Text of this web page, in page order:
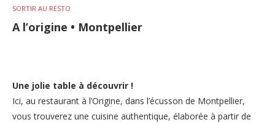
SORTIR AU RESTO
A l’origine • Montpellier
Une jolie table à découvrir !
Ici, au restaurant à l’Origine, dans l’écusson de Montpellier,
vous trouverez une cuisine authentique, élaborée à partir de